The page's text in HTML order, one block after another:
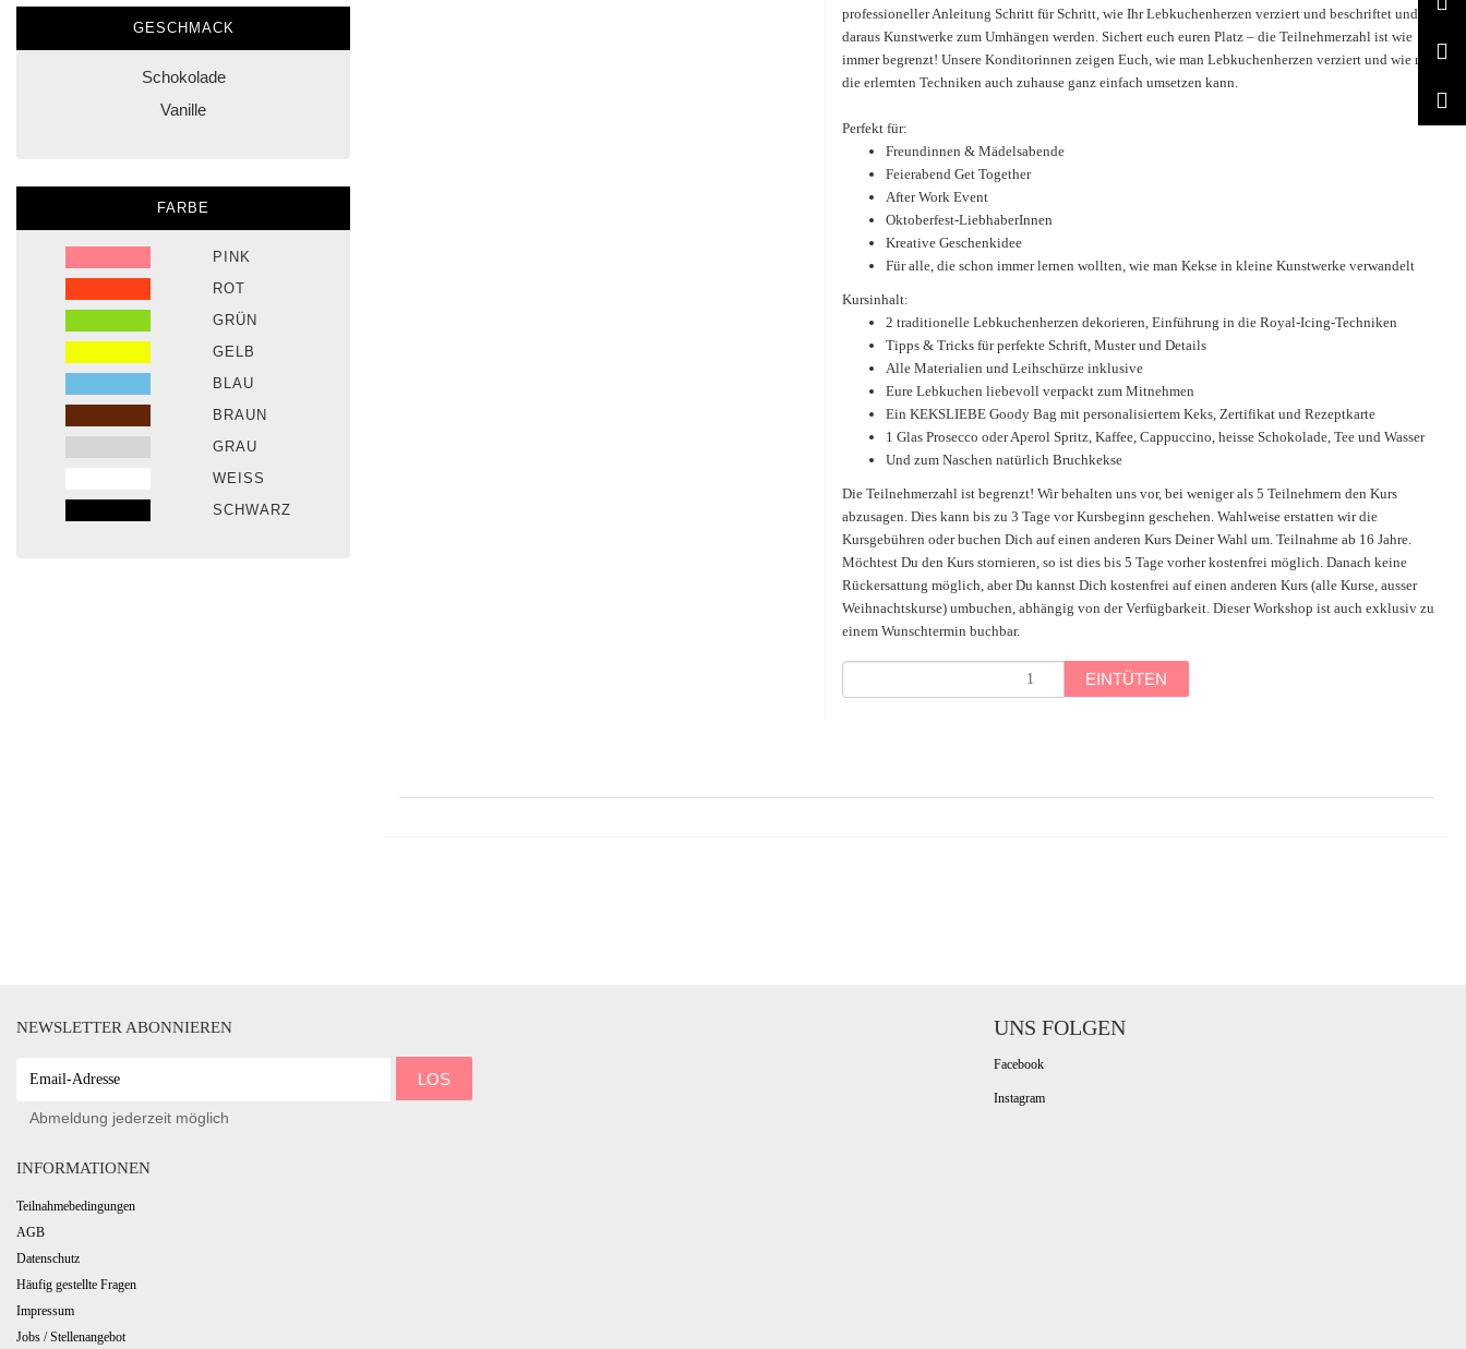
professioneller Anleitung Schritt für Schritt, wie Ihr Lebkuchenherzen verziert und beschriftet und
daraus Kunstwerke zum Umhängen werden. Sichert euch euren Platz – die Teilnehmerzahl ist wie
immer begrenzt! Unsere Konditorinnen zeigen Euch, wie man Lebkuchenherzen verziert und wie man
die erlernten Techniken auch zuhause ganz einfach umsetzen kann.
Perfekt für:
Freundinnen & Mädelsabende
Feierabend Get Together
After Work Event
Oktoberfest-LiebhaberInnen
Kreative Geschenkidee
Für alle, die schon immer lernen wollten, wie man Kekse in kleine Kunstwerke verwandelt
Kursinhalt:
2 traditionelle Lebkuchenherzen dekorieren, Einführung in die Royal-Icing-Techniken
Tipps & Tricks für perfekte Schrift, Muster und Details
Alle Materialien und Leihschürze inklusive
Eure Lebkuchen liebevoll verpackt zum Mitnehmen
Ein KEKSLIEBE Goody Bag mit personalisiertem Keks, Zertifikat und Rezeptkarte
1 Glas Prosecco oder Aperol Spritz, Kaffee, Cappuccino, heisse Schokolade, Tee und Wasser
Und zum Naschen natürlich Bruchkekse
Die Teilnehmerzahl ist begrenzt! Wir behalten uns vor, bei weniger als 5 Teilnehmern den Kurs
abzusagen. Dies kann bis zu 3 Tage vor Kursbeginn geschehen. Wahlweise erstatten wir die
Kursgebühren oder buchen Dich auf einen anderen Kurs Deiner Wahl um. Teilnahme ab 16 Jahre.
Möchtest Du den Kurs stornieren, so ist dies bis 5 Tage vorher kostenfrei möglich. Danach keine
Rückersattung möglich, aber Du kannst Dich kostenfrei auf einen anderen Kurs (alle Kurse, ausser
Weihnachtskurse) umbuchen, abhängig von der Verfügbarkeit. Dieser Workshop ist auch exklusiv zu
einem Wunschtermin buchbar.
EINTÜTEN
GESCHMACK
Schokolade
Vanille
FARBE
PINK
ROT
GRÜN
GELB
BLAU
BRAUN
GRAU
WEISS
SCHWARZ
NEWSLETTER ABONNIEREN
LOS
Abmeldung jederzeit möglich
UNS FOLGEN
Facebook
Instagram
INFORMATIONEN
Teilnahmebedingungen
AGB
Datenschutz
Häufig gestellte Fragen
Impressum
Jobs / Stellenangebot